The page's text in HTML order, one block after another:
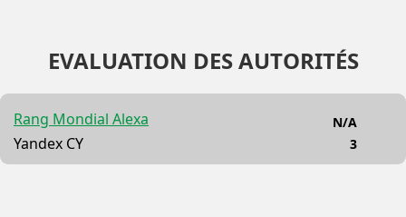
EVALUATION DES AUTORITÉS
Rang Mondial Alexa
Yandex CY
N/A
3